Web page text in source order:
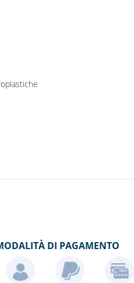
DI PAGAMENTO